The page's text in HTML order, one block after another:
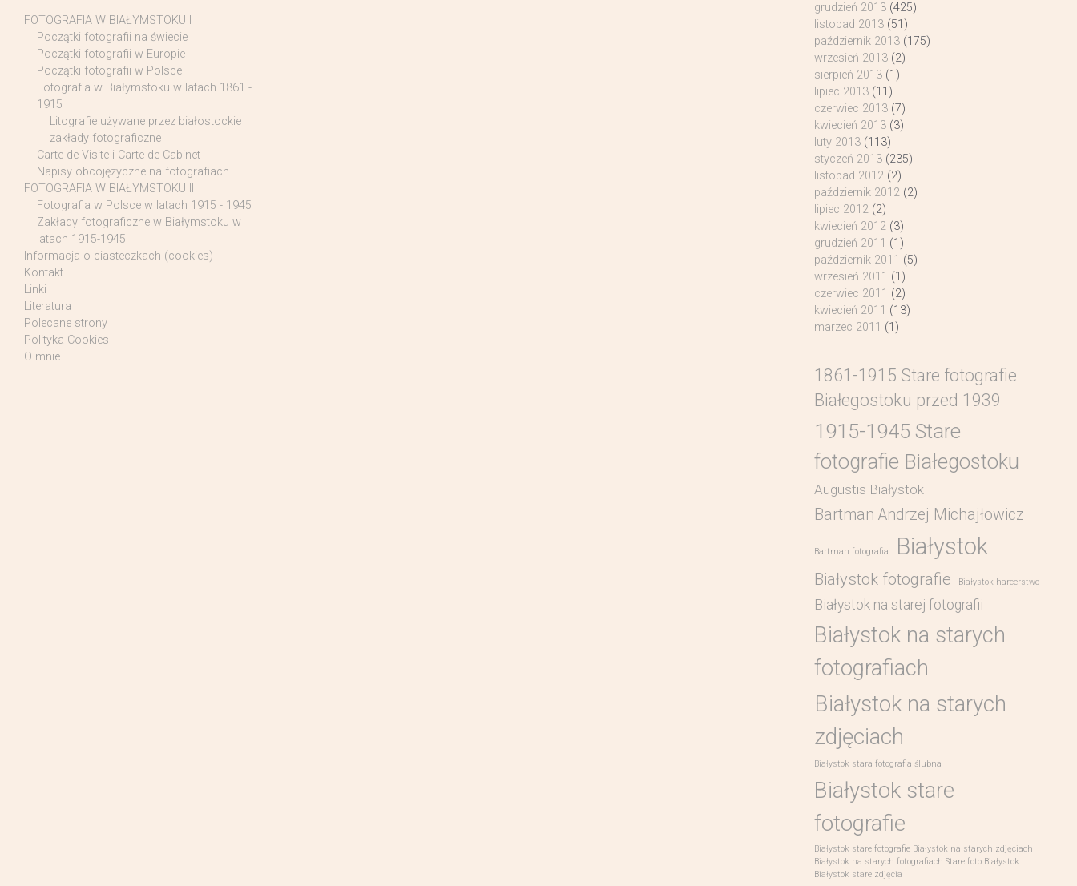
FOTOGRAFIA W BIAŁYMSTOKU I
Początki fotografii na świecie
Początki fotografii w Europie
Początki fotografii w Polsce
Fotografia w Białymstoku w latach 1861 -
1915
Litografie używane przez białostockie
zakłady fotograficzne
Carte de Visite i Carte de Cabinet
Napisy obcojęzyczne na fotografiach
FOTOGRAFIA W BIAŁYMSTOKU II
Fotografia w Polsce w latach 1915 - 1945
Zakłady fotograficzne w Białymstoku w
latach 1915-1945
Informacja o ciasteczkach (cookies)
Kontakt
Linki
Literatura
Polecane strony
Polityka Cookies
O mnie
grudzień 2013(425)
listopad 2013(51)
październik 2013(175)
wrzesień 2013(2)
sierpień 2013(1)
lipiec 2013(11)
czerwiec 2013(7)
kwiecień 2013(3)
luty 2013(113)
styczeń 2013(235)
listopad 2012(2)
październik 2012(2)
lipiec 2012(2)
kwiecień 2012(3)
grudzień 2011 (1)
październik 2011 (5)
wrzesień 2011 (1)
czerwiec 2011 (2)
kwiecień 2011 (13)
marzec 2011 (1)
1861-1915 Stare fotografie
Białegostoku przed 1939
1915-1945 Stare
fotografie Białegostoku
Augustis Białystok
Bartman Andrzej Michajłowicz
Bartman fotografia Białystok
Białystok fotografie Białystok harcerstwo
Białystok na starej fotografii
Białystok na starych
fotografiach
Białystok na starych
zdjęciach
Białystok stara fotografia ślubna
Białystok stare
fotografie
Białystok stare fotografie Białystok na starych zdjęciach
Białystok na starych fotografiach Stare foto Białystok
Białystok stare zdjęcia